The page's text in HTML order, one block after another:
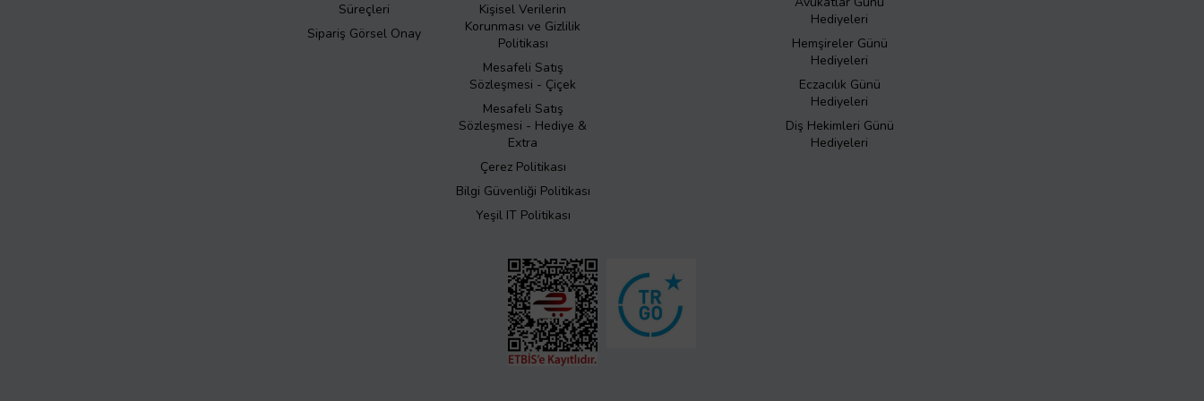
Süreçleri
Sipariş Görsel Onay
Kişisel Verilerin
Korunması ve Gizlilik
Politikası
Mesafeli Satış
Sözleşmesi - Çiçek
Mesafeli Satış
Sözleşmesi - Hediye &
Extra
Çerez Politikası
Bilgi Güvenliği Politikası
Yeşil IT Politikası
Hediyeleri
Hemşireler Günü
Hediyeleri
Eczacılık Günü
Hediyeleri
Diş Hekimleri Günü
Hediyeleri